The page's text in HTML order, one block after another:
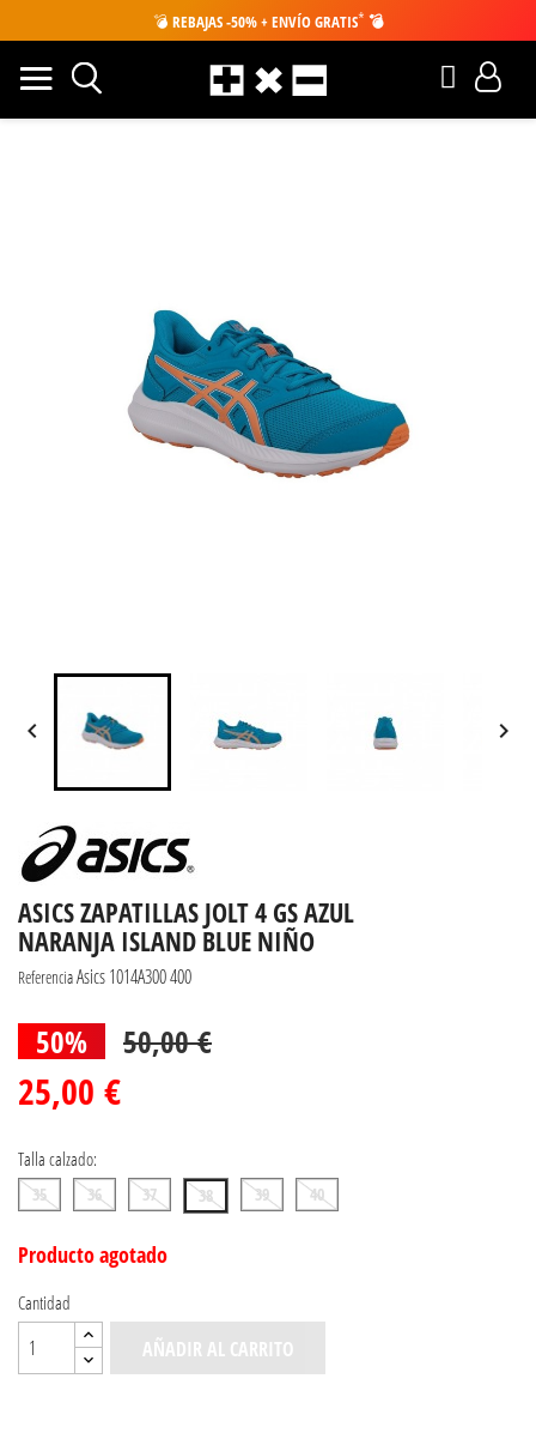
💣 REBAJAS -50% + ENVÍO GRATIS* 💣
 
ASICS ZAPATILLAS JOLT 4 GS AZUL
NARANJA ISLAND BLUE NIÑO
ReferenciaAsics 1014A300 400
50% 50,00 €
25,00 €
Talla calzado:
35 36 37 38 39 40
Producto agotado
Cantidad
AÑADIR AL CARRITO